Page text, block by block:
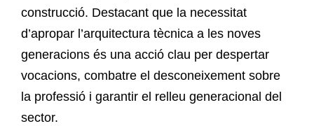
construcció. Destacant que la necessitat
d’apropar l’arquitectura tècnica a les noves
generacions és una acció clau per despertar
vocacions, combatre el desconeixement sobre
la professió i garantir el relleu generacional del
sector.